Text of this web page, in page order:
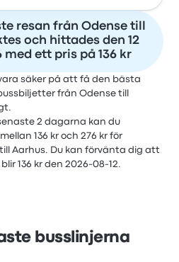
resan från Odense till
och hittades den 12
med ett pris på 136 kr
säker på att få den bästa
från Odense till
2 dagarna kan du
136 kr och 276 kr för
Aarhus. Du kan förvänta dig att
136 kr den 2026-08-12.
busslinjerna